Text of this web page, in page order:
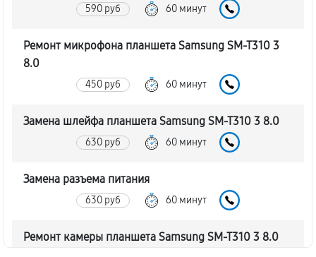
590 руб 60 минут
Ремонт микрофона планшета Samsung SM-T310 3
8.0
450 руб 60 минут
Замена шлейфа планшета Samsung SM-T310 3 8.0
630 руб 60 минут
Замена разъема питания
630 руб 60 минут
Ремонт камеры планшета Samsung SM-T310 3 8.0